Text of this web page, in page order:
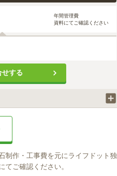
年間管理費
資料にてご確認ください
せする
制作・工事費を元にライフドット独
ご確認ください。